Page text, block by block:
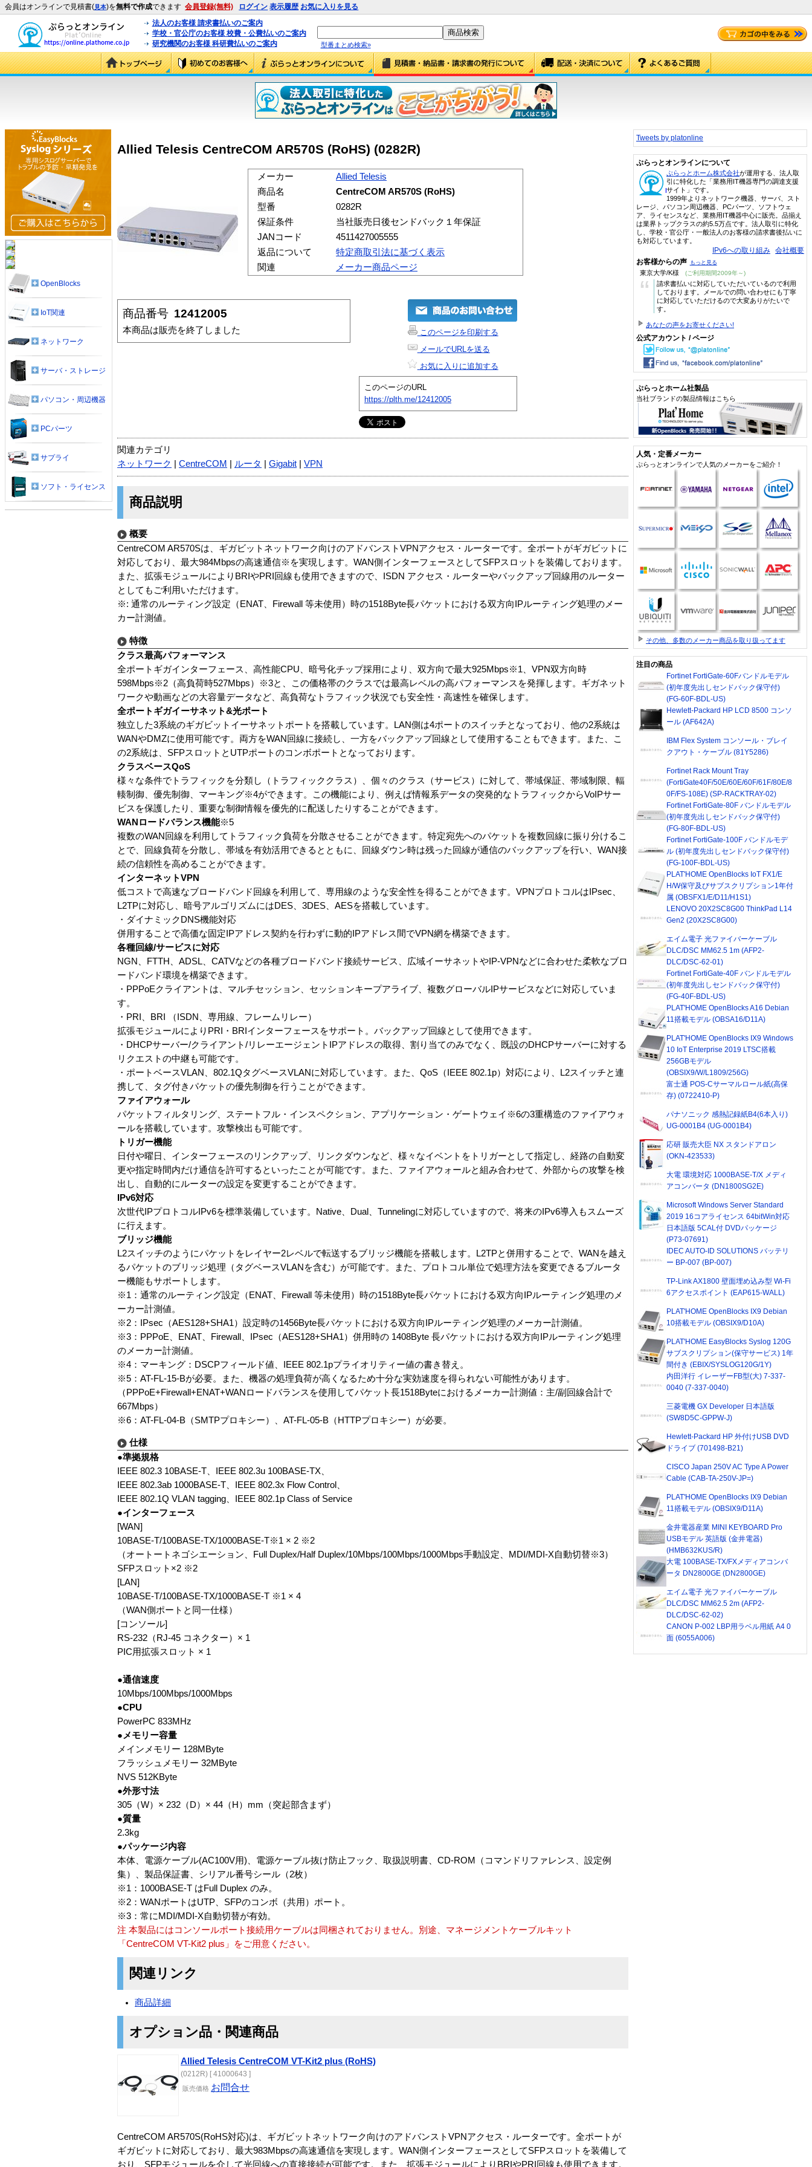
会員はオンラインで見積書(見本)を無料で作成できます 会員登録(無料) ログイン 表示履歴 お気に入りを見る
法人のお客様 請求書払いのご案内
学校・官公庁のお客様 校費・公費払いのご案内
研究機関のお客様 科研費払いのご案内
型番まとめ検索»
Allied Telesis CentreCOM AR570S (RoHS) (0282R)
メーカー
Allied Telesis
商品名
CentreCOM AR570S (RoHS)
型番
0282R
保証条件
当社販売日後センドバック１年保証
JANコード
4511427005555
返品について
特定商取引法に基づく表示
関連
メーカー商品ページ
商品番号 12412005
本商品は販売を終了しました
このページを印刷する
メールでURLを送る
お気に入りに追加する
このページのURL
https://plth.me/12412005
関連カテゴリ
ネットワーク
CentreCOM ルータ Gigabit VPN
商品説明
概要
CentreCOM AR570Sは、ギガビットネットワーク向けのアドバンストVPNアクセス・ルーターです。全ポートがギガビットに
対応しており、最大984Mbpsの高速通信※を実現します。WAN側インターフェースとしてSFPスロットを装備しております。
また、拡張モジュールによりBRIやPRI回線も使用できますので、ISDN アクセス・ルーターやバックアップ回線用のルーター
としてもご利用いただけます。
※: 通常のルーティング設定（ENAT、Firewall 等未使用）時の1518Byte長パケットにおける双方向IPルーティング処理のメー
カー計測値。
特徴
クラス最高パフォーマンス
全ポートギガインターフェース、高性能CPU、暗号化チップ採用により、双方向で最大925Mbps※1、VPN双方向時
598Mbps※2（高負荷時527Mbps）※3と、この価格帯のクラスでは最高レベルの高パフォーマンスを発揮します。ギガネット
ワークや動画などの大容量データなど、高負荷なトラフィック状況でも安全性・高速性を確保します。
全ポートギガイーサネット&光ポート
独立した3系統のギガビットイーサネットポートを搭載しています。LAN側は4ポートのスイッチとなっており、他の2系統は
WANやDMZに使用可能です。両方をWAN回線に接続し、一方をバックアップ回線として使用することもできます。また、こ
の2系統は、SFPスロットとUTPポートのコンボポートとなっております。
クラスベースQoS
様々な条件でトラフィックを分類し（トラフィッククラス）、個々のクラス（サービス）に対して、帯域保証、帯域制限、輻
輳制御、優先制御、マーキング※4ができます。この機能により、例えば情報系データの突発的なトラフィックからVoIPサー
ビスを保護したり、重要な制御情報を優先的に配送したりすることができます。
WANロードバランス機能※5
複数のWAN回線を利用してトラフィック負荷を分散させることができます。特定宛先へのパケットを複数回線に振り分けるこ
とで、回線負荷を分散し、帯域を有効活用できるとともに、回線ダウン時は残った回線が通信のバックアップを行い、WAN接
続の信頼性を高めることができます。
インターネットVPN
低コストで高速なブロードバンド回線を利用して、専用線のような安全性を得ることができます。VPNプロトコルはIPsec、
L2TPに対応し、暗号アルゴリズムにはDES、3DES、AESを搭載しています。
・ダイナミックDNS機能対応
併用することで高価な固定IPアドレス契約を行わずに動的IPアドレス間でVPN網を構築できます。
各種回線/サービスに対応
NGN、FTTH、ADSL、CATVなどの各種ブロードバンド接続サービス、広域イーサネットやIP-VPNなどに合わせた柔軟なブロ
ードバンド環境を構築できます。
・PPPoEクライアントは、マルチセッション、セッションキープアライブ、複数グローバルIPサービスなどに対応していま
す。
・PRI、BRI （ISDN、専用線、フレームリレー）
拡張モジュールによりPRI・BRIインターフェースをサポート。バックアップ回線として使用できます。
・DHCPサーバー/クライアント/リレーエージェントIPアドレスの取得、割り当てのみでなく、既設のDHCPサーバーに対する
リクエストの中継も可能です。
・ポートベースVLAN、802.1QタグベースVLANに対応しています。また、QoS（IEEE 802.1p）対応により、L2スイッチと連
携して、タグ付きパケットの優先制御を行うことができます。
ファイアウォール
パケットフィルタリング、ステートフル・インスペクション、アプリケーション・ゲートウェイ※6の3重構造のファイアウォ
ールを搭載しています。攻撃検出も可能です。
トリガー機能
日付や曜日、インターフェースのリンクアップ、リンクダウンなど、様々なイベントをトリガーとして指定し、経路の自動変
更や指定時間内だけ通信を許可するといったことが可能です。また、ファイアウォールと組み合わせて、外部からの攻撃を検
出し、自動的にルーターの設定を変更することができます。
IPv6対応
次世代IPプロトコルIPv6を標準装備しています。Native、Dual、Tunnelingに対応していますので、将来のIPv6導入もスムーズ
に行えます。
ブリッジ機能
L2スイッチのようにパケットをレイヤー2レベルで転送するブリッジ機能を搭載します。L2TPと併用することで、WANを越え
るパケットのブリッジ処理（タグベースVLANを含む）が可能です。また、プロトコル単位で処理方法を変更できるブルータ
ー機能もサポートします。
※1：通常のルーティング設定（ENAT、Firewall 等未使用）時の1518Byte長パケットにおける双方向IPルーティング処理のメ
ーカー計測値。
※2：IPsec（AES128+SHA1）設定時の1456Byte長パケットにおける双方向IPルーティング処理のメーカー計測値。
※3：PPPoE、ENAT、Firewall、IPsec（AES128+SHA1）併用時の 1408Byte 長パケットにおける双方向IPルーティング処理
のメーカー計測値。
※4：マーキング：DSCPフィールド値、IEEE 802.1pプライオリティー値の書き替え。
※5：AT-FL-15-Bが必要。また、機器の処理負荷が高くなるため十分な実効速度を得られない可能性があります。
（PPPoE+Firewall+ENAT+WANロードバランスを使用してパケット長1518Byteにおけるメーカー計測値：主/副回線合計で
667Mbps）
※6：AT-FL-04-B（SMTPプロキシー）、AT-FL-05-B（HTTPプロキシー）が必要。
仕様
●準拠規格
IEEE 802.3 10BASE-T、IEEE 802.3u 100BASE-TX、
IEEE 802.3ab 1000BASE-T、IEEE 802.3x Flow Control、
IEEE 802.1Q VLAN tagging、IEEE 802.1p Class of Service
●インターフェース
[WAN]
10BASE-T/100BASE-TX/1000BASE-T※1 × 2 ※2
（オートートネゴシエーション、Full Duplex/Half Duplex/10Mbps/100Mbps/1000Mbps手動設定、MDI/MDI-X自動切替※3）
SFPスロット×2 ※2
[LAN]
10BASE-T/100BASE-TX/1000BASE-T ※1 × 4
（WAN側ポートと同一仕様）
[コンソール]
RS-232（RJ-45 コネクター）× 1
PIC用拡張スロット × 1
●通信速度
10Mbps/100Mbps/1000Mbps
●CPU
PowerPC 833MHz
●メモリー容量
メインメモリー 128MByte
フラッシュメモリー 32MByte
NVS 512KByte
●外形寸法
305（W）× 232（D）× 44（H）mm（突起部含まず）
●質量
2.3kg
●パッケージ内容
本体、電源ケーブル(AC100V用)、電源ケーブル抜け防止フック、取扱説明書、CD-ROM（コマンドリファレンス、設定例
集）、製品保証書、シリアル番号シール（2枚）
※1：1000BASE-T はFull Duplex のみ。
※2：WANポートはUTP、SFPのコンボ（共用）ポート。
※3：常にMDI/MDI-X自動切替が有効。
注 本製品にはコンソールポート接続用ケーブルは同梱されておりません。別途、マネージメントケーブルキット
「CentreCOM VT-Kit2 plus」をご用意ください。
関連リンク
商品詳細
オプション品・関連商品
Allied Telesis CentreCOM VT-Kit2 plus (RoHS)
(0212R) [ 41000643 ]
販売価格 お問合せ
CentreCOM AR570S(RoHS対応)は、ギガビットネットワーク向けのアドバンストVPNアクセス・ルーターです。全ポートが
ギガビットに対応しており、最大983Mbpsの高速通信を実現します。WAN側インターフェースとしてSFPスロットを装備して
おり、SFPモジュールを介して光回線への直接接続が可能です。また、拡張モジュールによりBRIやPRI回線も使用できます。
OpenBlocks
IoT関連
ネットワーク
サーバ・ストレージ
パソコン・周辺機器
PCパーツ
サプライ
ソフト・ライセンス
Tweets by platonline
ぷらっとオンラインについて
ぷらっとホーム株式会社が運用する、法人取
引に特化した「業務用IT機器専門の調達支援
サイト」です。
1999年よりネットワーク機器、サーバ、スト
レージ、パソコン周辺機器、PCパーツ、ソフトウェ
ア、ライセンスなど、業務用IT機器中心に販売。品揃え
は業界トップクラスの約5.5万点です。法人取引に特化
し、学校・官公庁・一般法人のお客様の請求書後払いに
も対応しています。
IPv6への取り組み 会社概要
お客様からの声 もっと見る
東京大学/K様 (ご利用期間2009年～)
“
請求書払いに対応していただいているので利用
しております。メールでの問い合わせにも丁寧
に対応していただけるので大変ありがたいで
す。
あなたの声をお寄せください!
公式アカウント / ページ
ぷらっとホーム社製品
当社ブランドの製品情報はこちら
人気・定番メーカー
ぷらっとオンラインで人気のメーカーをご紹介！
その他、多数のメーカー商品を取り扱ってます
注目の商品
Fortinet FortiGate-60Fバンドルモデル
(初年度先出しセンドバック保守付)
(FG-60F-BDL-US)
Hewlett-Packard HP LCD 8500 コンソ
ール (AF642A)
IBM Flex System コンソール・ブレイ
クアウト・ケーブル (81Y5286)
Fortinet Rack Mount Tray
(FortiGate40F/50E/60E/60F/61F/80E/8
0F/FS-108E) (SP-RACKTRAY-02)
Fortinet FortiGate-80F バンドルモデル
(初年度先出しセンドバック保守付)
(FG-80F-BDL-US)
Fortinet FortiGate-100F バンドルモデ
ル (初年度先出しセンドバック保守付)
(FG-100F-BDL-US)
PLAT'HOME OpenBlocks IoT FX1/E
H/W保守及びサブスクリプション1年付
属 (OBSFX1/E/D11/H1S1)
LENOVO 20X2SC8G00 ThinkPad L14
Gen2 (20X2SC8G00)
エイム電子 光ファイバーケーブル
DLC/DSC MM62.5 1m (AFP2-
DLC/DSC-62-01)
Fortinet FortiGate-40F バンドルモデル
(初年度先出しセンドバック保守付)
(FG-40F-BDL-US)
PLAT'HOME OpenBlocks A16 Debian
11搭載モデル (OBSA16/D11A)
PLAT'HOME OpenBlocks IX9 Windows
10 IoT Enterprise 2019 LTSC搭載
256GBモデル
(OBSIX9/W/L1809/256G)
富士通 POS-Cサーマルロール紙(高保
存) (0722410-P)
パナソニック 感熱記録紙B4(6本入り)
UG-0001B4 (UG-0001B4)
応研 販売大臣 NX スタンドアロン
(OKN-423533)
大電 環境対応 1000BASE-T/X メディ
アコンバータ (DN1800SG2E)
Microsoft Windows Server Standard
2019 16コアライセンス 64bitWin対応
日本語版 5CAL付 DVDパッケージ
(P73-07691)
IDEC AUTO-ID SOLUTIONS バッテリ
ー BP-007 (BP-007)
TP-Link AX1800 壁面埋め込み型 Wi-Fi
6アクセスポイント (EAP615-WALL)
PLAT'HOME OpenBlocks IX9 Debian
10搭載モデル (OBSIX9/D10A)
PLAT'HOME EasyBlocks Syslog 120G
サブスクリプション(保守サービス) 1年
間付き (EBIX/SYSLOG120G/1Y)
内田洋行 イレーザーFB型(大) 7-337-
0040 (7-337-0040)
三菱電機 GX Developer 日本語版
(SW8D5C-GPPW-J)
Hewlett-Packard HP 外付けUSB DVD
ドライブ (701498-B21)
CISCO Japan 250V AC Type A Power
Cable (CAB-TA-250V-JP=)
PLAT'HOME OpenBlocks IX9 Debian
11搭載モデル (OBSIX9/D11A)
金井電器産業 MINI KEYBOARD Pro
USBモデル 英語版 (金井電器)
(HMB632KUS/R)
大電 100BASE-TX/FXメディアコンバ
ータ DN2800GE (DN2800GE)
エイム電子 光ファイバーケーブル
DLC/DSC MM62.5 2m (AFP2-
DLC/DSC-62-02)
CANON P-002 LBP用ラベル用紙 A4 0
面 (6055A006)